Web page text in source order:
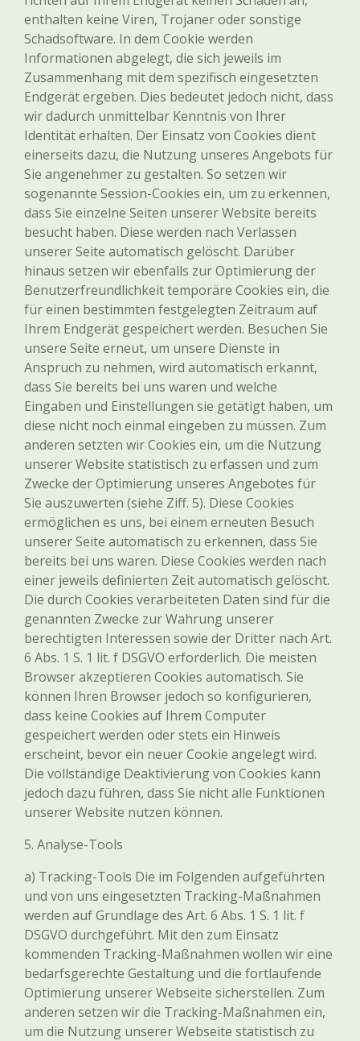
enthalten keine Viren, Trojaner oder sonstige
Schadsoftware. In dem Cookie werden
Informationen abgelegt, die sich jeweils im
Zusammenhang mit dem spezifisch eingesetzten
Endgerät ergeben. Dies bedeutet jedoch nicht, dass
wir dadurch unmittelbar Kenntnis von Ihrer
Identität erhalten. Der Einsatz von Cookies dient
einerseits dazu, die Nutzung unseres Angebots für
Sie angenehmer zu gestalten. So setzen wir
sogenannte Session-Cookies ein, um zu erkennen,
dass Sie einzelne Seiten unserer Website bereits
besucht haben. Diese werden nach Verlassen
unserer Seite automatisch gelöscht. Darüber
hinaus setzen wir ebenfalls zur Optimierung der
Benutzerfreundlichkeit temporäre Cookies ein, die
für einen bestimmten festgelegten Zeitraum auf
Ihrem Endgerät gespeichert werden. Besuchen Sie
unsere Seite erneut, um unsere Dienste in
Anspruch zu nehmen, wird automatisch erkannt,
dass Sie bereits bei uns waren und welche
Eingaben und Einstellungen sie getätigt haben, um
diese nicht noch einmal eingeben zu müssen. Zum
anderen setzten wir Cookies ein, um die Nutzung
unserer Website statistisch zu erfassen und zum
Zwecke der Optimierung unseres Angebotes für
Sie auszuwerten (siehe Ziff. 5). Diese Cookies
ermöglichen es uns, bei einem erneuten Besuch
unserer Seite automatisch zu erkennen, dass Sie
bereits bei uns waren. Diese Cookies werden nach
einer jeweils definierten Zeit automatisch gelöscht.
Die durch Cookies verarbeiteten Daten sind für die
genannten Zwecke zur Wahrung unserer
berechtigten Interessen sowie der Dritter nach Art.
6 Abs. 1 S. 1 lit. f DSGVO erforderlich. Die meisten
Browser akzeptieren Cookies automatisch. Sie
können Ihren Browser jedoch so konfigurieren,
dass keine Cookies auf Ihrem Computer
gespeichert werden oder stets ein Hinweis
erscheint, bevor ein neuer Cookie angelegt wird.
Die vollständige Deaktivierung von Cookies kann
jedoch dazu führen, dass Sie nicht alle Funktionen
unserer Website nutzen können.
5. Analyse-Tools
a) Tracking-Tools Die im Folgenden aufgeführten
und von uns eingesetzten Tracking-Maßnahmen
werden auf Grundlage des Art. 6 Abs. 1 S. 1 lit. f
DSGVO durchgeführt. Mit den zum Einsatz
kommenden Tracking-Maßnahmen wollen wir eine
bedarfsgerechte Gestaltung und die fortlaufende
Optimierung unserer Webseite sicherstellen. Zum
anderen setzen wir die Tracking-Maßnahmen ein,
um die Nutzung unserer Webseite statistisch zu